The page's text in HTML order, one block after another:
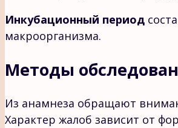
Инкубационный период
макроорганизма.
Методы
Из анамнеза обращают
Характер жалоб зависит от